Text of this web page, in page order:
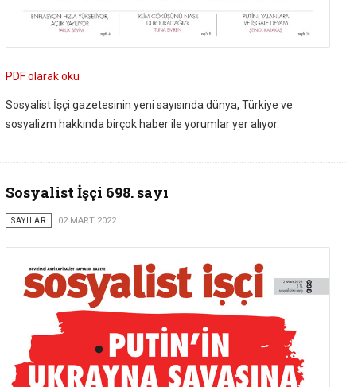
PDF olarak oku
Sosyalist İşçi gazetesinin yeni sayısında dünya, Türkiye ve
sosyalizm hakkında birçok haber ile yorumlar yer alıyor.
Sosyalist İşçi 698. sayı
SAYILAR 02 MART 2022